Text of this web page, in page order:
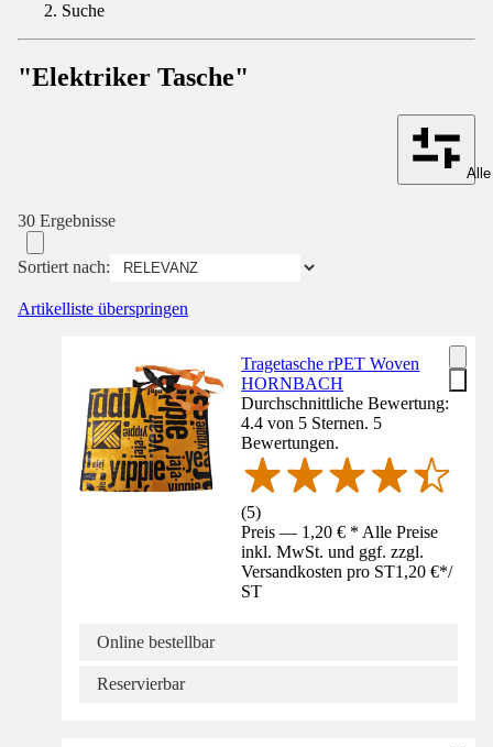
Suche
"Elektriker Tasche"
30 Ergebnisse
Sortiert nach:
Artikelliste überspringen
Tragetasche rPET Woven
HORNBACH
Durchschnittliche Bewertung:
4.4 von 5 Sternen. 5
Bewertungen.
(5)
Preis — 1,20 € * Alle Preise
inkl. MwSt. und ggf. zzgl.
Versandkosten pro ST1,20 €*/
ST
Online bestellbar
Reservierbar